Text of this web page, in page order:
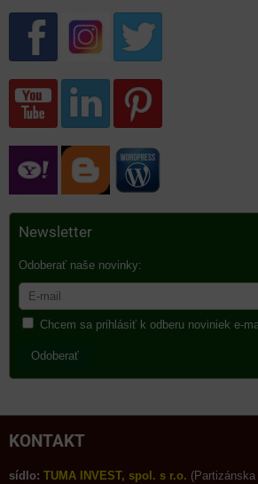
Newsletter
Odoberať naše novinky:
Chcem sa prihlásiť k odberu noviniek e-
Odoberať
KONTAKT
sídlo: TUMA INVEST, spol. s r.o. (Partizánska